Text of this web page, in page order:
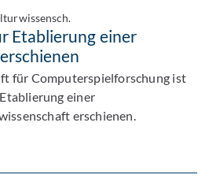
Etablierung einer
für Computerspielforschung ist
einer
erschienen.